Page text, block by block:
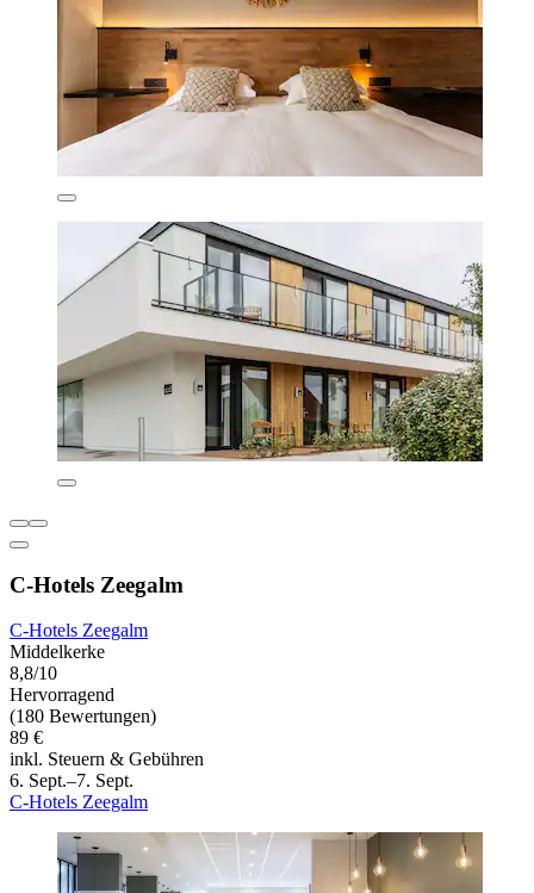
C-Hotels Zeegalm
C-Hotels Zeegalm
Middelkerke
8,8/10
Hervorragend
(180 Bewertungen)
89 €
inkl. Steuern & Gebühren
6. Sept.–7. Sept.
C-Hotels Zeegalm